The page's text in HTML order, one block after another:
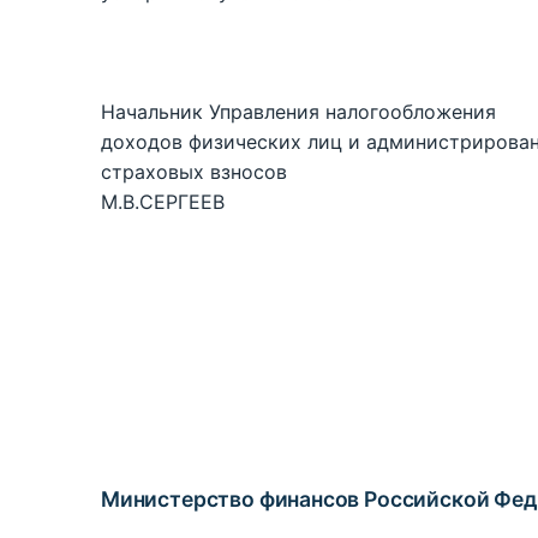
Начальник Управления налогообложения
доходов физических лиц и
страховых взносов
М.В.СЕРГЕЕВ
Министерство финансов Российской